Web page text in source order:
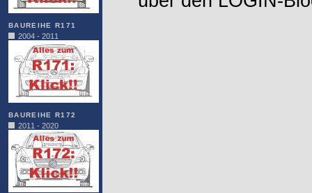
BAUREIHE R171
2004 - 2011
BAUREIHE R172
2011 - 2020